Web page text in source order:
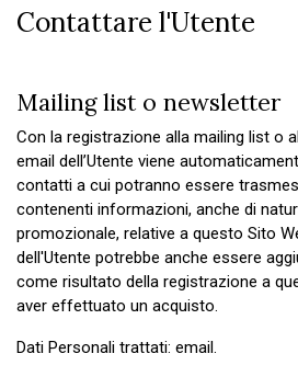
Contattare l'Utente
Mailing list o newsletter
Con la registrazione alla mailing list o
email dell’Utente viene
contatti a cui potranno essere
contenenti informazioni, anche di
promozionale, relative a questo Sito
dell'Utente potrebbe anche essere
come risultato della registrazione a
aver effettuato un acquisto.
Dati Personali trattati: email.